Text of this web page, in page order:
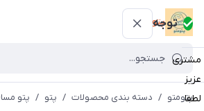
توجه
مشتری
عزیز
لطفا
پتومتو
پتومتو / دسته بندی محصولات / پتو / پتو